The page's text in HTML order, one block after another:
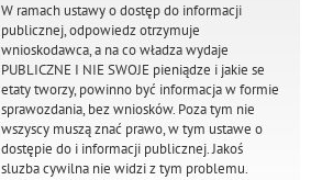
W ramach ustawy o dostęp do informacji
publicznej, odpowiedz otrzymuje
wnioskodawca, a na co władza wydaje
PUBLICZNE I NIE SWOJE pieniądze i jakie se
etaty tworzy, powinno być informacja w formie
sprawozdania, bez wniosków. Poza tym nie
wszyscy muszą znać prawo, w tym ustawe o
dostępie do i informacji publicznej. Jakoś
sluzba cywilna nie widzi z tym problemu.